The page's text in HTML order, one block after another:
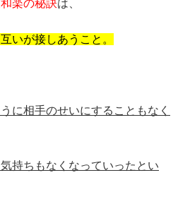
楽の秘訣は、
いが接しあうこと。
に相手のせいにすることもなく
持ちもなくなっていったとい